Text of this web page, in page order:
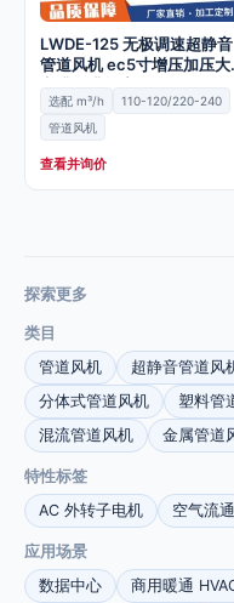
LWDE-125 无极调速超静音
管道风机 ec5寸增压加压大
率排风排气扇
选配 m³/h
110-120/220-240
管道风机
查看并询价
探索更多
类目
管道风机
超静音管道风
分体式管道风机
塑料管
混流管道风机
金属管道
特性标签
AC 外转子电机
空气流通
应用场景
数据中心
商用暖通